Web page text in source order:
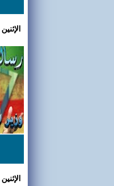
اﻹثنين 18 غشت 2014 على الساعة 15:12:52
اﻹثنين 18 غشت 2014 على الساعة 01:37:59